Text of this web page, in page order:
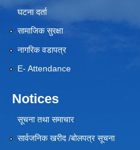
घटना दर्ता
सामाजिक सुरक्षा
नागरिक वडापत्र
E- Attendance
Notices
सूचना तथा समाचार
सार्वजनिक खरीद /बोलपत्र सूचना